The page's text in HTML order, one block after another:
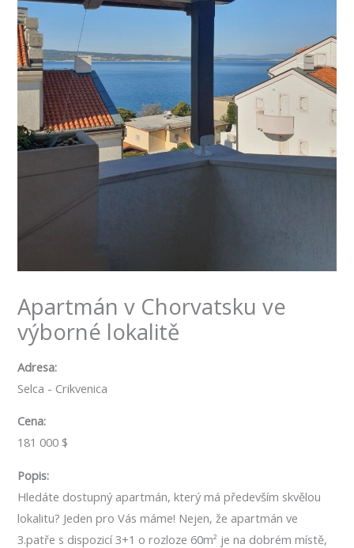
Apartmán v Chorvatsku ve
výborné lokalitě
Adresa:
Selca - Crikvenica
Cena:
181 000 $
Popis:
Hledáte dostupný apartmán, který má především skvělou
lokalitu? Jeden pro Vás máme! Nejen, že apartmán ve
3.patře s dispozicí 3+1 o rozloze 60m² je na dobrém místě,